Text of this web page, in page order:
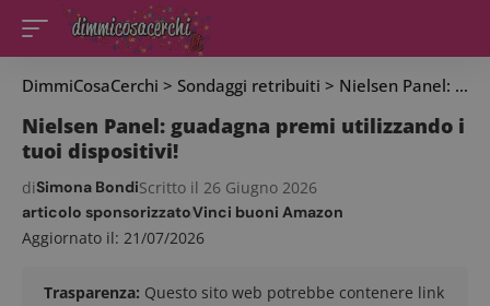
DimmiCosaCerchi > Sondaggi retribuiti > Nielsen Panel: guadagna premi utilizzando i tuoi dispositivi!
Nielsen Panel: guadagna premi utilizzando i
tuoi dispositivi!
Aggiornato il: 21/07/2026
diSimona BondiScritto il 26 Giugno 2026
articolo sponsorizzatoVinci buoni Amazon
Trasparenza: Questo sito web potrebbe contenere link